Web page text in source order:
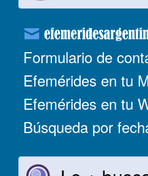
Formulario de
Efemérides en tu
Efemérides en tu
Búsqueda por